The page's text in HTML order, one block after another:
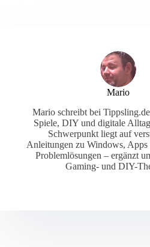
Mario
Mario schreibt bei
Spiele, DIY und digitale
Schwerpunkt liegt auf
Anleitungen zu Windows, Apps
Problemlösungen – ergänzt
Gaming- und DIY-